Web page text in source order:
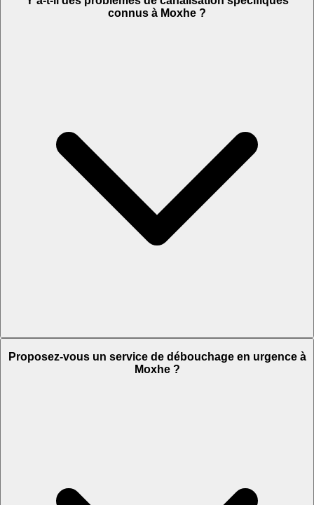
connus à Moxhe ?
Proposez-vous un service de débouchage en urgence à
Moxhe ?